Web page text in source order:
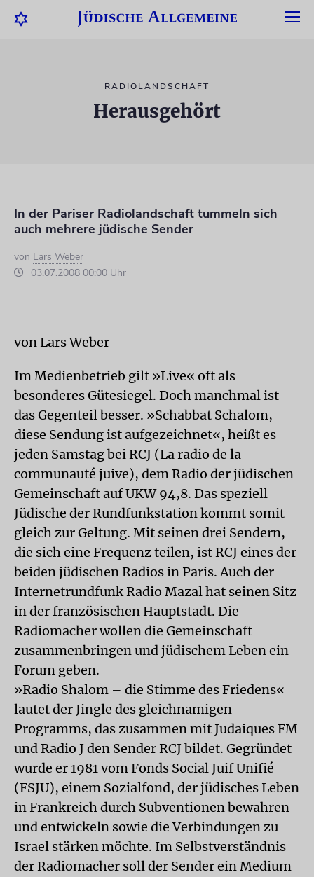
RADIOLANDSCHAFT
Herausgehört
In der Pariser Radiolandschaft tummeln sich
auch mehrere jüdische Sender
von Lars Weber
03.07.2008 00:00 Uhr
von Lars Weber
Im Medienbetrieb gilt »Live« oft als
besonderes Gütesiegel. Doch manchmal ist
das Gegenteil besser. »Schabbat Schalom,
diese Sendung ist aufgezeichnet«, heißt es
jeden Samstag bei RCJ (La radio de la
communauté juive), dem Radio der jüdischen
Gemeinschaft auf UKW 94,8. Das speziell
Jüdische der Rundfunkstation kommt somit
gleich zur Geltung. Mit seinen drei Sendern,
die sich eine Frequenz teilen, ist RCJ eines der
beiden jüdischen Radios in Paris. Auch der
Internetrundfunk Radio Mazal hat seinen Sitz
in der französischen Hauptstadt. Die
Radiomacher wollen die Gemeinschaft
zusammenbringen und jüdischem Leben ein
Forum geben.
»Radio Shalom – die Stimme des Friedens«
lautet der Jingle des gleichnamigen
Programms, das zusammen mit Judaiques FM
und Radio J den Sender RCJ bildet. Gegründet
wurde er 1981 vom Fonds Social Juif Unifié
(FSJU), einem Sozialfond, der jüdisches Leben
in Frankreich durch Subventionen bewahren
und entwickeln sowie die Verbindungen zu
Israel stärken möchte. Im Selbstverständnis
der Radiomacher soll der Sender ein Medium